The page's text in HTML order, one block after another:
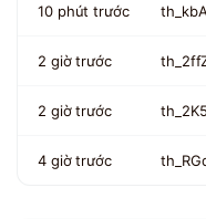
10 phút trước
2 giờ trước
2 giờ trước
4 giờ trước